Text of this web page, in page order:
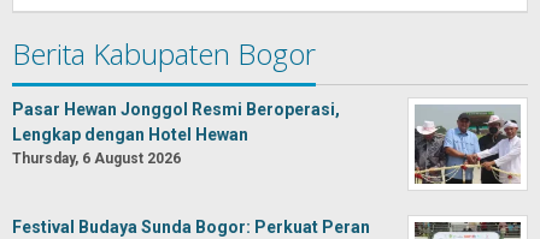
Berita Kabupaten Bogor
Pasar Hewan Jonggol Resmi Beroperasi,
Lengkap dengan Hotel Hewan
Thursday, 6 August 2026
Festival Budaya Sunda Bogor: Perkuat Peran